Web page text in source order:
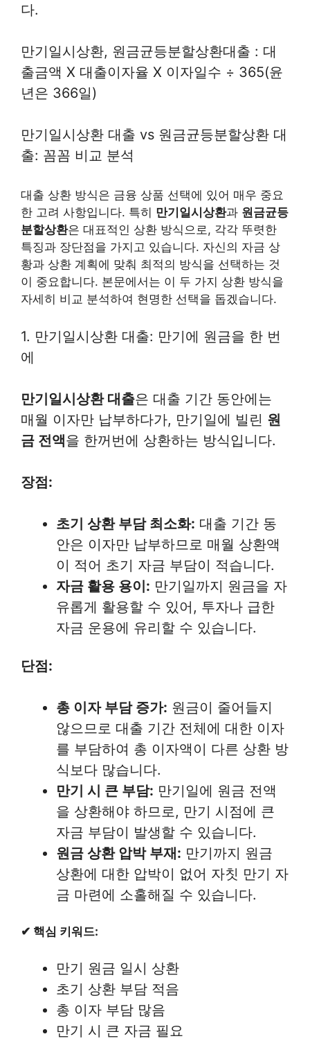
다.
만기일시상환, 원금균등분할상환대출 : 대
출금액 X 대출이자율 X 이자일수 ÷ 365(윤
년은 366일)
만기일시상환 대출 vs 원금균등분할상환 대
출: 꼼꼼 비교 분석
대출 상환 방식은 금융 상품 선택에 있어 매우 중요
한 고려 사항입니다. 특히 만기일시상환과 원금균등
분할상환은 대표적인 상환 방식으로, 각각 뚜렷한
특징과 장단점을 가지고 있습니다. 자신의 자금 상
황과 상환 계획에 맞춰 최적의 방식을 선택하는 것
이 중요합니다. 본문에서는 이 두 가지 상환 방식을
자세히 비교 분석하여 현명한 선택을 돕겠습니다.
1. 만기일시상환 대출: 만기에 원금을 한 번
에
만기일시상환 대출은 대출 기간 동안에는
매월 이자만 납부하다가, 만기일에 빌린 원
금 전액을 한꺼번에 상환하는 방식입니다.
장점:
초기 상환 부담 최소화: 대출 기간 동
안은 이자만 납부하므로 매월 상환액
이 적어 초기 자금 부담이 적습니다.
자금 활용 용이: 만기일까지 원금을 자
유롭게 활용할 수 있어, 투자나 급한
자금 운용에 유리할 수 있습니다.
단점:
총 이자 부담 증가: 원금이 줄어들지
않으므로 대출 기간 전체에 대한 이자
를 부담하여 총 이자액이 다른 상환 방
식보다 많습니다.
만기 시 큰 부담: 만기일에 원금 전액
을 상환해야 하므로, 만기 시점에 큰
자금 부담이 발생할 수 있습니다.
원금 상환 압박 부재: 만기까지 원금
상환에 대한 압박이 없어 자칫 만기 자
금 마련에 소홀해질 수 있습니다.
✔ 핵심 키워드:
만기 원금 일시 상환
초기 상환 부담 적음
총 이자 부담 많음
만기 시 큰 자금 필요